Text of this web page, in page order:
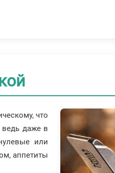
что
даже в
или
аппетиты